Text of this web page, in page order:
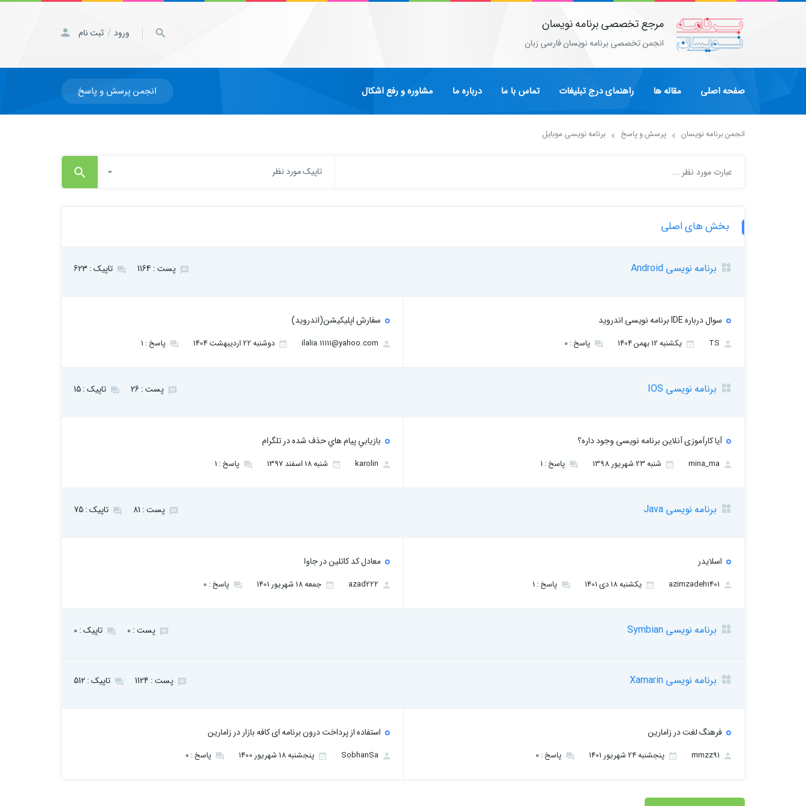
مرجع تخصصی برنامه نویسان
انجمن تخصصی برنامه نویسان فارسی زبان
ورود / ثبت نام
صفحه اصلی مقاله ها راهنمای درج تبلیغات تماس با ما درباره ما مشاوره و رفع اشکال انجمن پرسش و پاسخ
انجمن برنامه نویسان پرسش و پاسخ برنامه نویسی موبایل
تاپیک مورد نظر
بخش های اصلی
برنامه نویسی Android تاپیک : 623 پست : 1164
سوال درباره IDE برنامه نویسی اندروید
یکشنبه 12 بهمن 1404 پاسخ : 0
سفارش اپلیکیشن(اندروید)
دوشنبه 22 اردیبهشت 1404 پاسخ : 1
برنامه نویسی IOS تاپیک : 15 پست : 26
آیا کارآموزی آنلاین برنامه نویسی وجود داره؟
شنبه 23 شهریور 1398 پاسخ : 1
بازيابي پيام هاي حذف شده در تلگرام
شنبه 18 اسفند 1397 پاسخ : 1
برنامه نویسی Java تاپیک : 75 پست : 81
اسلایدر
یکشنبه 18 دی 1401 پاسخ : 1
معادل کد کاتلین در جاوا
جمعه 18 شهریور 1401 پاسخ : 0
برنامه نویسی Symbian تاپیک : 0 پست : 0
برنامه نویسی Xamarin تاپیک : 512 پست : 1124
فرهنگ لغت در زامارین
پنجشنبه 24 شهریور 1401 پاسخ : 0
استفاده از پرداخت درون برنامه ای کافه بازار در زامارین
پنجشنبه 18 شهریور 1400 پاسخ : 0